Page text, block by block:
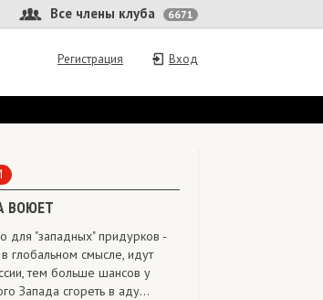
Все члены клуба 6671
Вход
Регистрация
ВОЮЕТ
для "западных" придурков -
глобальном смысле, идут
тем больше шансов у
Запада сгореть в аду...